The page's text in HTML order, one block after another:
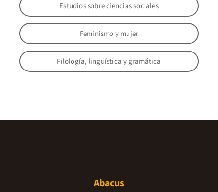
Estudios sobre ciencias sociales
Feminismo y mujer
Filología, lingüística y gramática
Abacus